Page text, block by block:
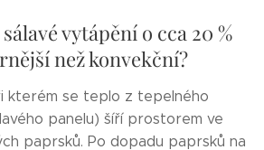
vytápění o cca 20 %
než konvekční?
kterém se teplo z tepelného
panelu) šíří prostorem ve
paprsků. Po dopadu paprsků na